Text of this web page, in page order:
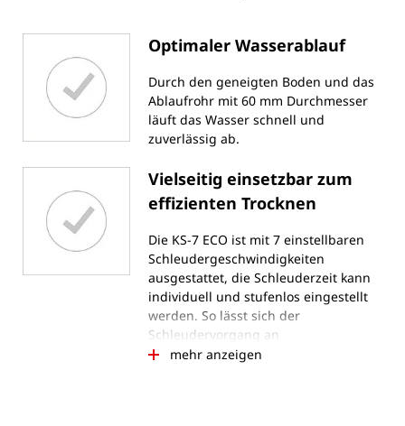
Schmutzablagerungen im
Optimaler Wasserablauf
Durch den geneigten Boden und das
Ablaufrohr mit 60 mm Durchmesser
läuft das Wasser schnell und
zuverlässig ab.
Vielseitig einsetzbar zum
effizienten Trocknen
Die KS-7 ECO ist mit 7 einstellbaren
Schleudergeschwindigkeiten
ausgestattet, die Schleuderzeit kann
individuell und stufenlos eingestellt
werden. So lässt sich der
Schleudervorgang an
unterschiedliche Produkte anpassen.
mehr anzeigen